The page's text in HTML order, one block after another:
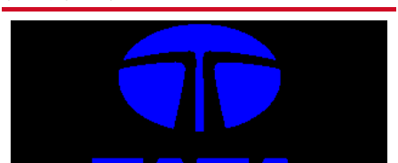
o
p
r
a
m
n